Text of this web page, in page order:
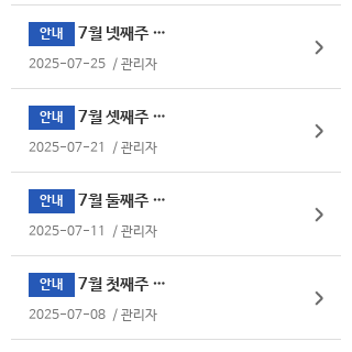
안내 7월 넷째주 식단표
2025-07-25 / 관리자
안내 7월 셋째주 식단표
2025-07-21 / 관리자
안내 7월 둘째주 식단표
2025-07-11 / 관리자
안내 7월 첫째주 식단표
2025-07-08 / 관리자